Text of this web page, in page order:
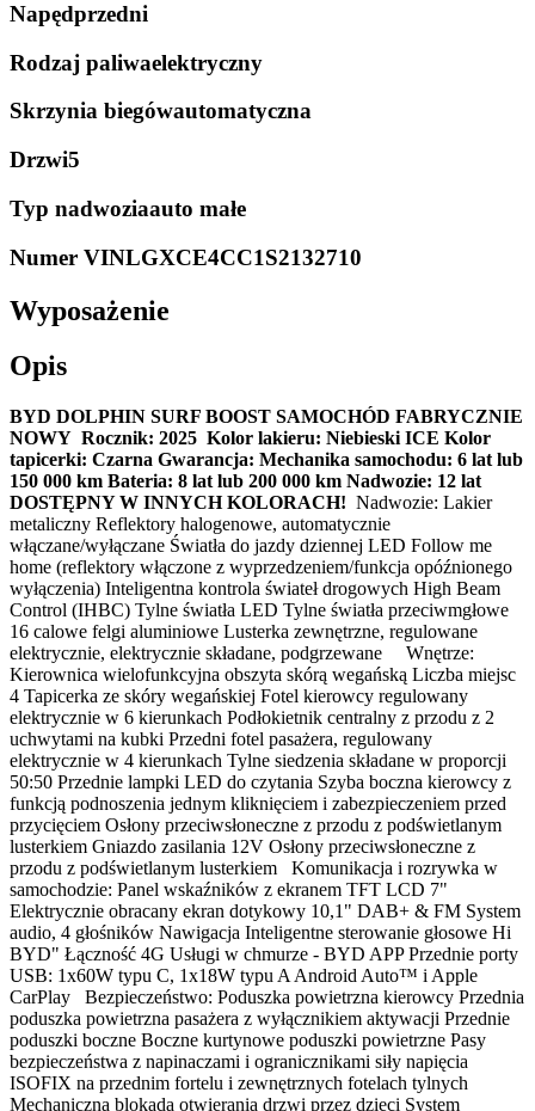
Napędprzedni
Rodzaj paliwaelektryczny
Skrzynia biegówautomatyczna
Drzwi5
Typ nadwoziaauto małe
Numer VINLGXCE4CC1S2132710
Wyposażenie
Opis
BYD DOLPHIN SURF BOOST SAMOCHÓD FABRYCZNIE
NOWY Rocznik: 2025 Kolor lakieru: Niebieski ICE Kolor
tapicerki: Czarna Gwarancja: Mechanika samochodu: 6 lat lub
150 000 km Bateria: 8 lat lub 200 000 km Nadwozie: 12 lat
DOSTĘPNY W INNYCH KOLORACH! Nadwozie: Lakier
metaliczny Reflektory halogenowe, automatycznie
włączane/wyłączane Światła do jazdy dziennej LED Follow me
home (reflektory włączone z wyprzedzeniem/funkcja opóźnionego
wyłączenia) Inteligentna kontrola świateł drogowych High Beam
Control (IHBC) Tylne światła LED Tylne światła przeciwmgłowe
16 calowe felgi aluminiowe Lusterka zewnętrzne, regulowane
elektrycznie, elektrycznie składane, podgrzewane Wnętrze:
Kierownica wielofunkcyjna obszyta skórą wegańską Liczba miejsc
4 Tapicerka ze skóry wegańskiej Fotel kierowcy regulowany
elektrycznie w 6 kierunkach Podłokietnik centralny z przodu z 2
uchwytami na kubki Przedni fotel pasażera, regulowany
elektrycznie w 4 kierunkach Tylne siedzenia składane w proporcji
50:50 Przednie lampki LED do czytania Szyba boczna kierowcy z
funkcją podnoszenia jednym kliknięciem i zabezpieczeniem przed
przycięciem Osłony przeciwsłoneczne z przodu z podświetlanym
lusterkiem Gniazdo zasilania 12V Osłony przeciwsłoneczne z
przodu z podświetlanym lusterkiem Komunikacja i rozrywka w
samochodzie: Panel wskaźników z ekranem TFT LCD 7"
Elektrycznie obracany ekran dotykowy 10,1" DAB+ & FM System
audio, 4 głośników Nawigacja Inteligentne sterowanie głosowe Hi
BYD" Łączność 4G Usługi w chmurze - BYD APP Przednie porty
USB: 1x60W typu C, 1x18W typu A Android Auto™ i Apple
CarPlay Bezpieczeństwo: Poduszka powietrzna kierowcy Przednia
poduszka powietrzna pasażera z wyłącznikiem aktywacji Przednie
poduszki boczne Boczne kurtynowe poduszki powietrzne Pasy
bezpieczeństwa z napinaczami i ogranicznikami siły napięcia
ISOFIX na przednim fortelu i zewnętrznych fotelach tylnych
Mechaniczna blokada otwierania drzwi przez dzieci System